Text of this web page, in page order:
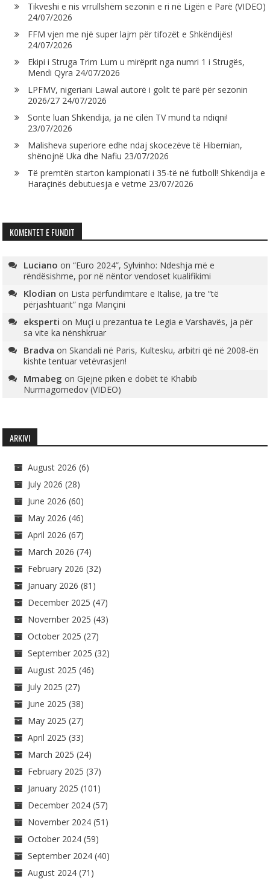
Tikveshi e nis vrrullshëm sezonin e ri në Ligën e Parë (VIDEO)
24/07/2026
FFM vjen me një super lajm për tifozët e Shkëndijës!
24/07/2026
Ekipi i Struga Trim Lum u mirëprit nga numri 1 i Strugës,
Mendi Qyra 24/07/2026
LPFMV, nigeriani Lawal autorë i golit të parë për sezonin
2026/27 24/07/2026
Sonte luan Shkëndija, ja në cilën TV mund ta ndiqni!
23/07/2026
Malisheva superiore edhe ndaj skocezëve të Hibernian,
shënojnë Uka dhe Nafiu 23/07/2026
Të premtën starton kampionati i 35-të në futboll! Shkëndija e
Haraçinës debutuesja e vetme 23/07/2026
KOMENTET E FUNDIT
Luciano on“Euro 2024”, Sylvinho: Ndeshja më e
rëndësishme, por në nëntor vendoset kualifikimi
Klodian on Lista përfundimtare e Italisë, ja tre “të
përjashtuarit” nga Mançini
eksperti on Muçi u prezantua te Legia e Varshavës, ja për
sa vite ka nënshkruar
Bradva onSkandali në Paris, Kultesku, arbitri që në 2008-ën
kishte tentuar vetëvrasjen!
Mmabeg onGjejnë pikën e dobët të Khabib
Nurmagomedov (VIDEO)
ARKIVI
August 2026 (6)
July 2026 (28)
June 2026 (60)
May 2026 (46)
April 2026 (67)
March 2026 (74)
February 2026 (32)
January 2026 (81)
December 2025 (47)
November 2025 (43)
October 2025 (27)
September 2025 (32)
August 2025 (46)
July 2025 (27)
June 2025 (38)
May 2025 (27)
April 2025 (33)
March 2025 (24)
February 2025 (37)
January 2025 (101)
December 2024 (57)
November 2024 (51)
October 2024 (59)
September 2024 (40)
August 2024 (71)